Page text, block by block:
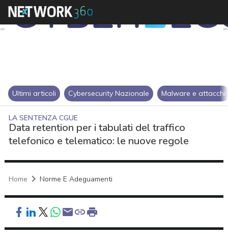
Ultimi articoli Cybersecurity Nazionale Malware e attacchi
LA SENTENZA CGUE
Data retention per i tabulati del traffico
telefonico e telematico: le nuove regole
Home Norme E Adeguamenti